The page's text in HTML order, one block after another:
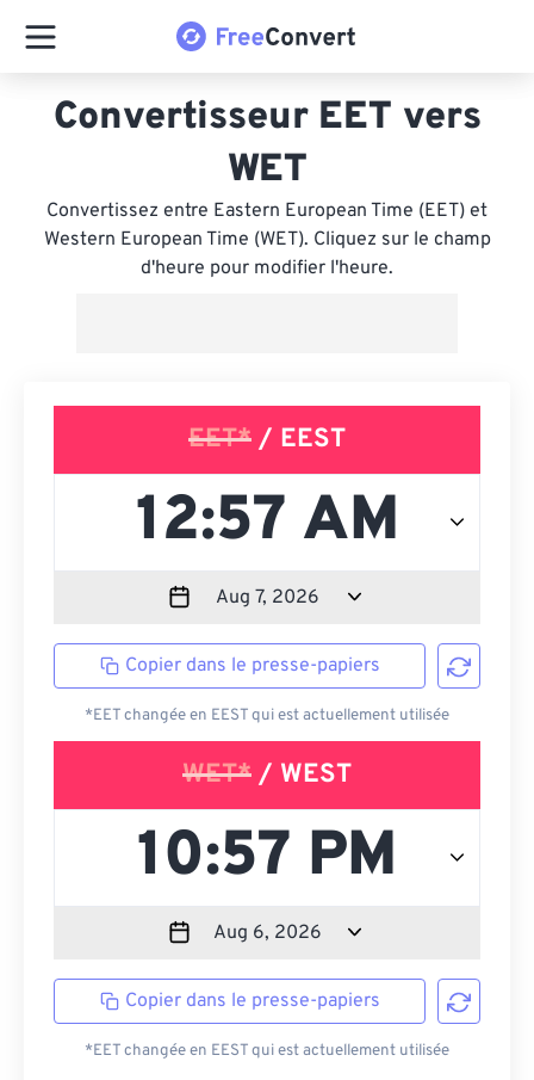
Convertisseur EET vers
WET
Convertissez entre Eastern European Time (EET) et
Western European Time (WET). Cliquez sur le champ
d'heure pour modifier l'heure.
EET* / EEST
Copier dans le presse-papiers
*EET changée en EEST qui est actuellement utilisée
WET* / WEST
Copier dans le presse-papiers
*EET changée en EEST qui est actuellement utilisée